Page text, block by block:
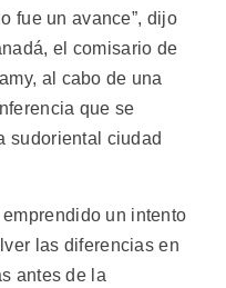
fue un avance”, dijo
el comisario de
al cabo de una
que se
sudoriental ciudad
un intento
las diferencias en
antes de la